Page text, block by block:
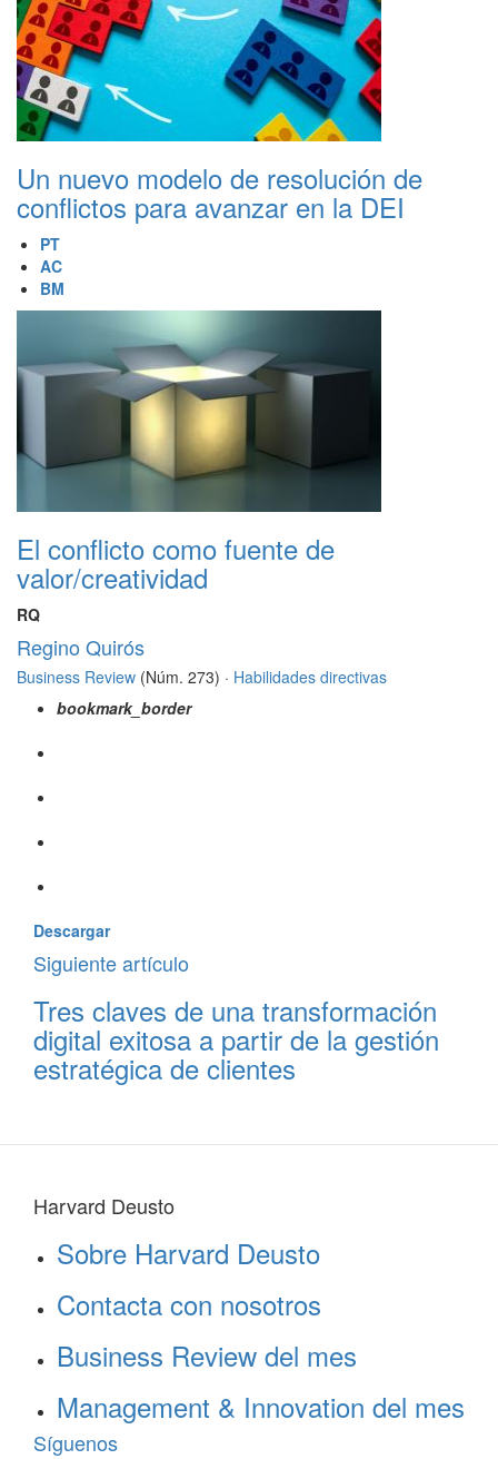
Un nuevo modelo de resolución de
conflictos para avanzar en la DEI
PT
AC
BM
El conflicto como fuente de
valor/creatividad
RQ
Regino Quirós
Business Review (Núm. 273) · Habilidades directivas
bookmark_border
Descargar
Siguiente artículo
Tres claves de una transformación
digital exitosa a partir de la gestión
estratégica de clientes
Harvard Deusto
Sobre Harvard Deusto
Contacta con nosotros
Business Review del mes
Management & Innovation del mes
Síguenos